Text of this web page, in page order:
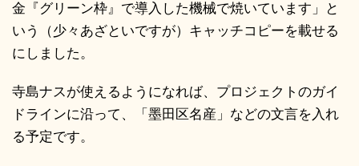
金『グリーン枠』で導入した機械で焼いています」と
いう（少々あざといですが）キャッチコピーを載せる
にしました。
寺島ナスが使えるようになれば、プロジェクトのガイ
ドラインに沿って、「墨田区名産」などの文言を入れ
る予定です。